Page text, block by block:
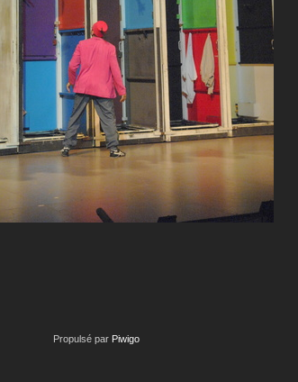
Propulsé par Piwigo